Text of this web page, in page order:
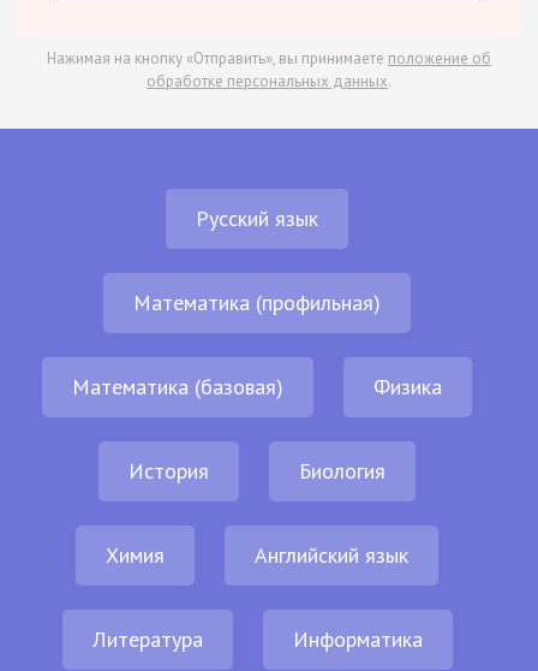
Нажимая на кнопку «Отправить», вы принимаете положение об
обработке персональных данных.
Русский язык
Математика (профильная)
Математика (базовая) Физика
История Биология
Химия Английский язык
Литература Информатика